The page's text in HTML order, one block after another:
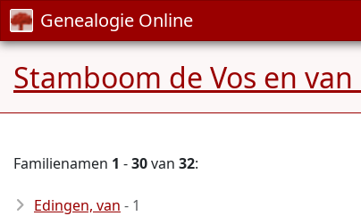
Genealogie Online
Stamboom de Vos en
Familienamen 1 -30van 32:
Edingen, van - 1